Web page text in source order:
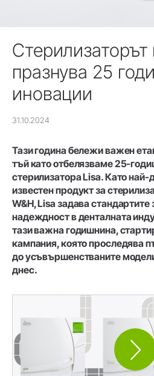
Стерилизаторът
празнува 25
иновации
31.10.2024
Тази година бележи важен
тъй като отбелязваме 25-
стерилизатора Lisa. Като най-
известен продукт за
W&H, Lisa задава стандартите
надеждност в денталната
тази важна годишнина,
кампания, която проследява
до усъвършенстваните
днес.